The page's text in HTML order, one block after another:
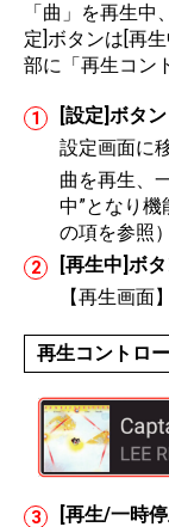
「曲」を再生
定]ボタンは[再
部に「再生コン
[設定]ボタン
設定画面に
曲を再生、
中”となり
の項を参照）
[再生中]ボ
【再生画面
再生コントロ
[再生/一時